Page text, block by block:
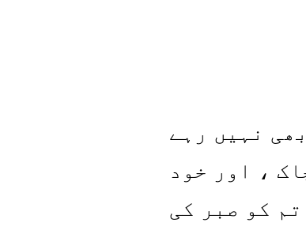
نہیں رہے
، اور خود
کو صبر کی